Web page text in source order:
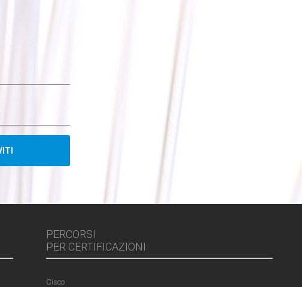
PERCORSI
PER CERTIFICAZIONI
Cisco